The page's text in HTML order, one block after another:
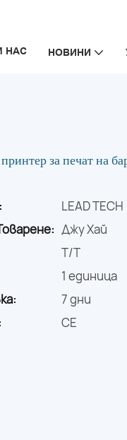
НАС НОВИНИ
за печат на
LEAD TECH
Джу Хай
T/T
1 единица
7 дни
CE